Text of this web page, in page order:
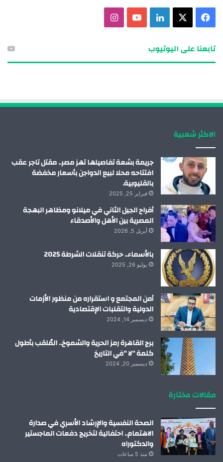
م
تابعنا على اليوتيوب
الاكثر شعبية
جريمة بشعة تفاصيلها تهز مصر.. مقتل تاجر عقب
افتتاحه محلا لبيع الدواجن بأسعار مخفضة
بالقليوبية.
فبراير 25, 2025
أفراح الجيل الثاني في ميلانو ومظاهر البهجة
المصرية بين الأهل والأصدقاء
أبريل 5, 2026
بالأسماء.. حركة تنقلات الشرطة 2025
يوليو 26, 2025
أمن المجتمع و استقراره من منظور الأزمات
الدولية والتقلبات الإقتصادية
ديسمبر 14, 2024
برج القاهرة رمز الحرية والشموخ.. المُلقب بأطول
كلمة “لا “في التاريخ
ديسمبر 20, 2024
مقالات مختارة
الصحة النفسية والإرشاد الأسري في صدارة
الاهتمام.. احتفالية لتخريج دفعات الماجستير
والدكتوراه
منذ 5 ساعات